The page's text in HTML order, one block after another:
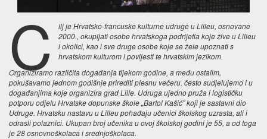
C
ilj je Hrvatsko-francuske kulturne udruge u Lilleu, osnovane
2000., okupljati osobe hrvatskoga podrijetla koje žive u Lilleu
i okolici, kao i sve druge osobe koje se žele upoznati s
hrvatskom kulturom i povijesti te hrvatskim jezikom.
Organiziramo različita događanja tijekom godine, a među ostalim,
pokušavamo jednom godišnje prirediti plesnu večeru. često sudjelujemo i u
događanjima koje organizira grad Lille. Udruga ujedno pruža i logističku
potporu odjelu Hrvatske dopunske škole „Bartol Kašić” koji je sastavni dio
Udruge. Hrvatsku nastavu u Lilleu pohađaju učenici školskog uzrasta, ali i
odrasli polaznici. Ukupan broj učenika u ovoj školskoj godini je 55, a od toga
je 28 osnovnoškolaca i srednjoškolaca.